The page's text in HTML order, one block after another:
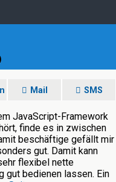
Mail SMS
JavaScript-Framework
finde es in zwischen
beschäftige gefällt mir
gut. Damit kann
flexibel nette
gut bedienen lassen. Ein